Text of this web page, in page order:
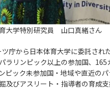
大学特別研究員 山口真緒さん
庁から日本体育大学に委託され
ラリンピック以上の参加国、
ピック未参加国・地域や直近の
及びアスリート・指導者の育成